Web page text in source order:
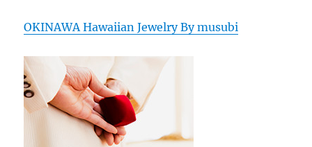
OKINAWA Hawaiian Jewelry By musubi